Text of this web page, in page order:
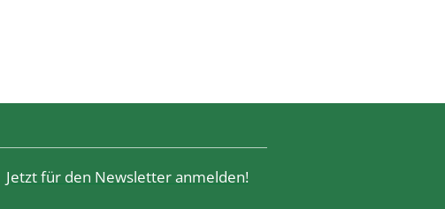
Jetzt für den Newsletter anmelden!